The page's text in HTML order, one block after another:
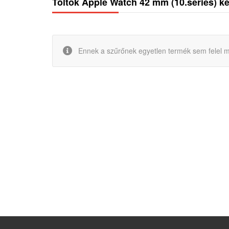
Ennek a szűrőnek egyetlen termék sem felel